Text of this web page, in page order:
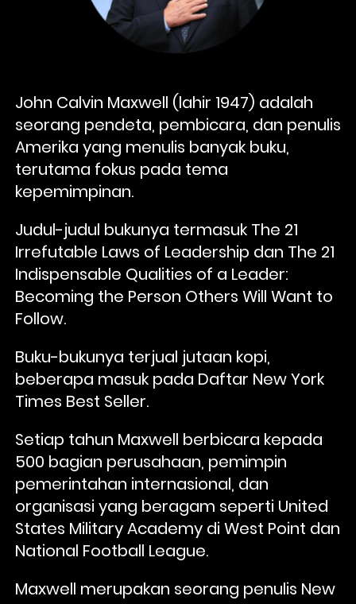
John Calvin Maxwell (lahir 1947) adalah
seorang pendeta, pembicara, dan penulis
Amerika yang menulis banyak buku,
terutama fokus pada tema
kepemimpinan.
Judul-judul bukunya termasuk The 21
Irrefutable Laws of Leadership dan The 21
Indispensable Qualities of a Leader:
Becoming the Person Others Will Want to
Follow.
Buku-bukunya terjual jutaan kopi,
beberapa masuk pada Daftar New York
Times Best Seller.
Setiap tahun Maxwell berbicara kepada
500 bagian perusahaan, pemimpin
pemerintahan internasional, dan
organisasi yang beragam seperti United
States Military Academy di West Point dan
National Football League.
Maxwell merupakan seorang penulis New